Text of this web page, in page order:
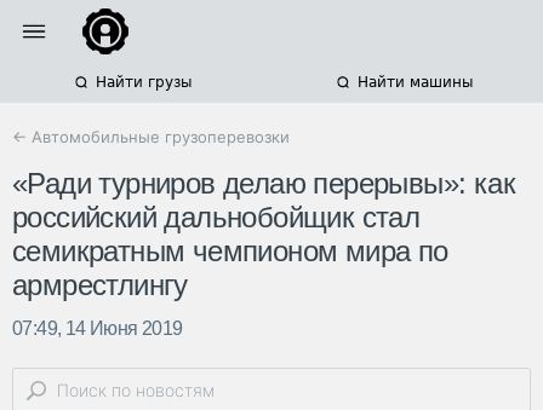
Найти грузы Найти машины
← Автомобильные грузоперевозки
«Ради турниров делаю перерывы»: как
российский дальнобойщик стал
семикратным чемпионом мира по
армрестлингу
07:49, 14 Июня 2019